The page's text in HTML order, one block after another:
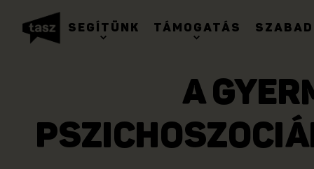
SEGÍTÜNK TÁMOGATÁS
A